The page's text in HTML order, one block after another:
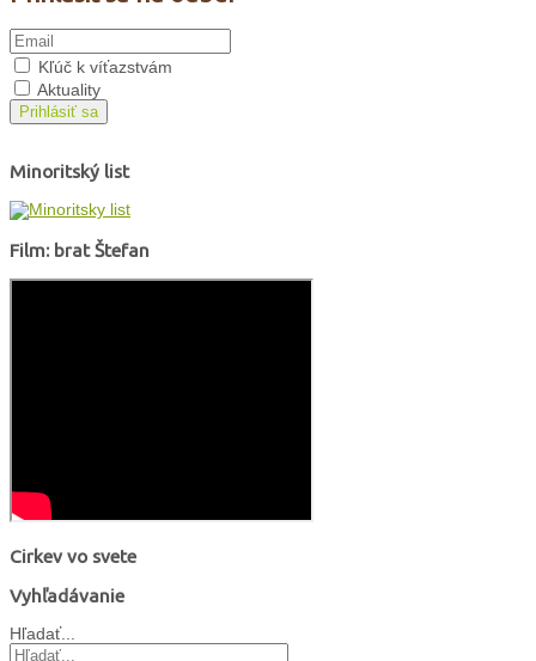
Kľúč k víťazstvám
Aktuality
Prihlásiť sa
Minoritský list
Film: brat Štefan
Cirkev vo svete
Vyhľadávanie
Hľadať...